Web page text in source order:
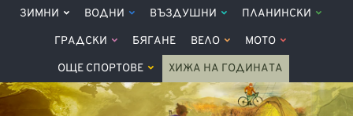
ЗИМНИ ВОДНИ ВЪЗДУШНИ ПЛАНИНСКИ
ГРАДСКИ БЯГАНЕ ВЕЛО МОТО
ОЩЕ СПОРТОВЕ ХИЖА НА ГОДИНАТА